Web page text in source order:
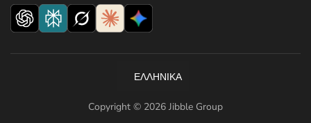
Copyright © 2026 Jibble Group
ΕΛΛΗΝΙΚΆ